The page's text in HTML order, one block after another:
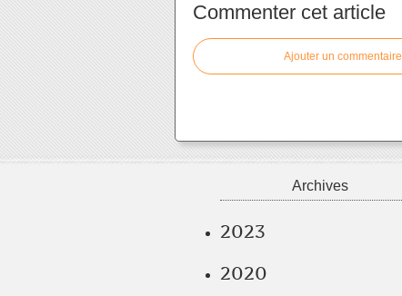
Commenter cet article
Ajouter un commentaire
Archives
2023
2020